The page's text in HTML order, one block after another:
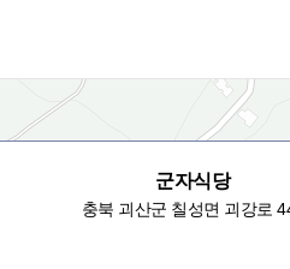
군자식당
충북 괴산군 칠성면 괴강로